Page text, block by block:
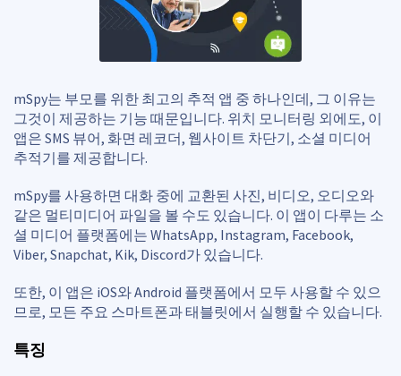
mSpy는 부모를 위한 최고의 추적 앱 중 하나인데, 그 이유는
그것이 제공하는 기능 때문입니다. 위치 모니터링 외에도, 이
앱은 SMS 뷰어, 화면 레코더, 웹사이트 차단기, 소셜 미디어
추적기를 제공합니다.
mSpy를 사용하면 대화 중에 교환된 사진, 비디오, 오디오와
같은 멀티미디어 파일을 볼 수도 있습니다. 이 앱이 다루는 소
셜 미디어 플랫폼에는 WhatsApp, Instagram, Facebook,
Viber, Snapchat, Kik, Discord가 있습니다.
또한, 이 앱은 iOS와 Android 플랫폼에서 모두 사용할 수 있으
므로, 모든 주요 스마트폰과 태블릿에서 실행할 수 있습니다.
특징